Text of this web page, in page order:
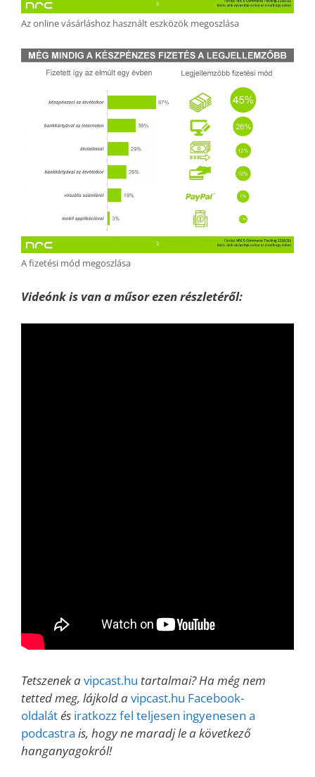
Az online vásárláshoz használt eszközök megoszlása
A fizetési mód megoszlása
Videónk is van a műsor ezen részletéről:
Tetszenek avipcast.hu tartalmai? Ha még nem
tetted meg, lájkold avipcast.hu Facebook-
oldalátés iratkozz fel teljesen ingyenesen a
podcastra is, hogy ne maradj le a következő
hanganyagokról!